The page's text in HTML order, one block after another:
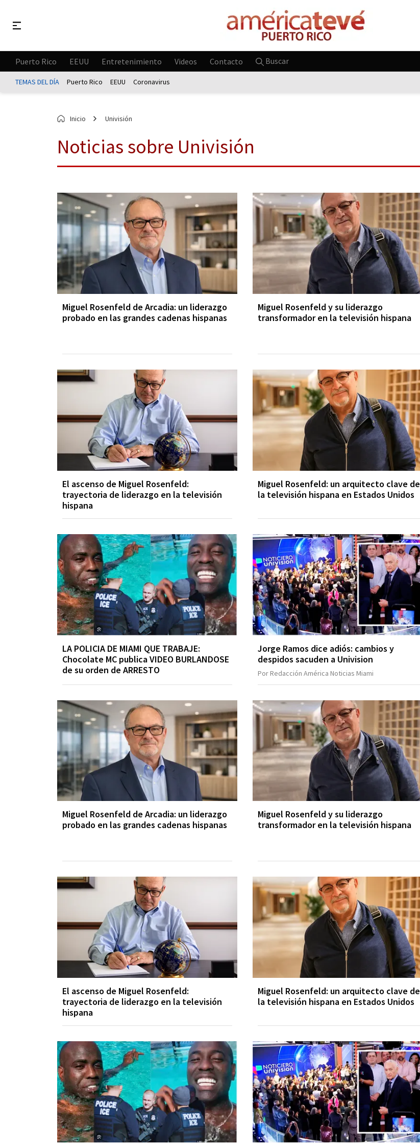
Puerto Rico EEUU Entretenimiento Videos Contacto Buscar
TEMAS DEL DÍA Puerto Rico EEUU Coronavirus
Inicio Univisión
Noticias sobre Univisión
Miguel Rosenfeld de Arcadia: un liderazgo
probado en las grandes cadenas hispanas
Miguel Rosenfeld y su liderazgo
transformador en la televisión hispana
El ascenso de Miguel Rosenfeld:
trayectoria de liderazgo en la televisión
hispana
Miguel Rosenfeld: un arquitecto clave de
la televisión hispana en Estados Unidos
LA POLICIA DE MIAMI QUE TRABAJE:
Chocolate MC publica VIDEO BURLANDOSE
de su orden de ARRESTO
Jorge Ramos dice adiós: cambios y
despidos sacuden a Univision
Por Redacción América Noticias Miami
Miguel Rosenfeld de Arcadia: un liderazgo
probado en las grandes cadenas hispanas
Miguel Rosenfeld y su liderazgo
transformador en la televisión hispana
El ascenso de Miguel Rosenfeld:
trayectoria de liderazgo en la televisión
hispana
Miguel Rosenfeld: un arquitecto clave de
la televisión hispana en Estados Unidos